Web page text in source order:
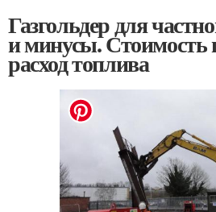
Газгольдер для
и минусы. Стоимость
расход топлива